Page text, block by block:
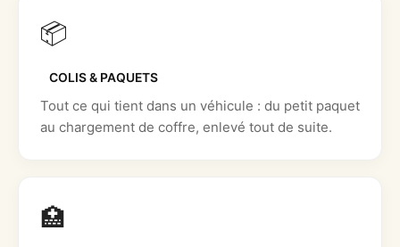
📦
COLIS & PAQUETS
Tout ce qui tient dans un véhicule : du petit paquet
au chargement de coffre, enlevé tout de suite.
🏥